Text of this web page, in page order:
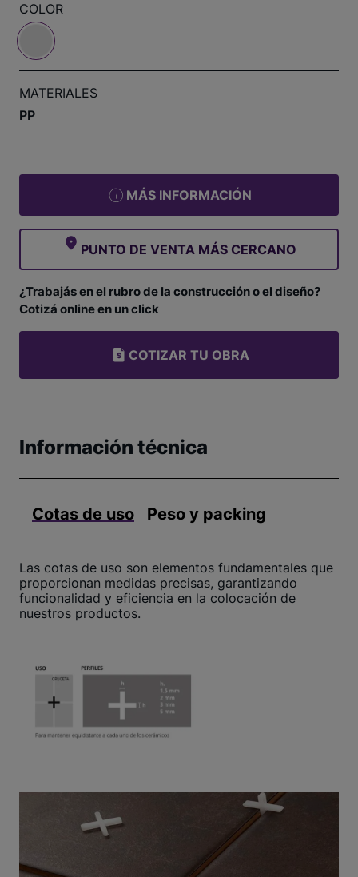
COLOR
MATERIALES
PP
MÁS INFORMACIÓN
PUNTO DE VENTA MÁS CERCANO
¿Trabajás en el rubro de la construcción o el diseño?
Cotizá online en un click
COTIZAR TU OBRA
Información técnica
Cotas de uso Peso y packing
Las cotas de uso son elementos fundamentales que
proporcionan medidas precisas, garantizando
funcionalidad y eficiencia en la colocación de
nuestros productos.